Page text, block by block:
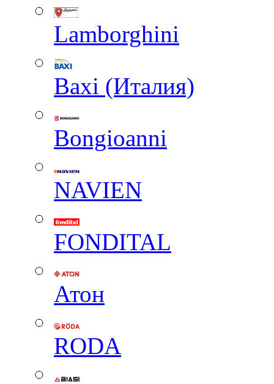
Lamborghini
Baxi (Италия)
Вongioanni
NAVIEN
FONDITAL
Атон
RODA